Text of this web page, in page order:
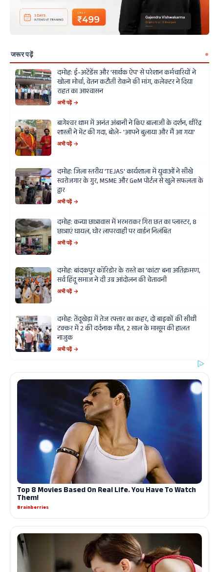
जरूर पढ़ें
दमोह: ई-अटेंडेंस और 'सार्थक ऐप' से परेशान कर्मचारियों ने
खोला मोर्चा, वेतन कटौती रोकने की मांग, कलेक्टर ने दिया
राहत का आश्वासन
अभी पढ़ें →
बागेश्वर धाम में अनंत अंबानी ने किए बालाजी के दर्शन, धीरेंद्र
शास्त्री ने भेंट की गदा, बोले- 'आपने बुलाया और मैं आ गया'
अभी पढ़ें →
दमोह: जिला स्तरीय 'TEJAS' कार्यशाला में युवाओं ने सीखे
स्वरोजगार के गुर, MSME और GeM पोर्टल से खुले सफलता के
द्वार
अभी पढ़ें →
दमोह: कन्या छात्रावास में भरभराकर गिरा छत का प्लास्टर, 8
छात्राएं घायल, घोर लापरवाही पर वार्डन निलंबित
अभी पढ़ें →
दमोह: बांदकपुर कॉरिडोर के रास्ते का 'कांटा' बना अतिक्रमण,
सर्व हिंदू समाज ने दी उग्र आंदोलन की चेतावनी
अभी पढ़ें →
दमोह: तेंदूखेड़ा में तेज रफ्तार का कहर, दो बाइकों की सीधी
टक्कर में 2 की दर्दनाक मौत, 2 साल के मासूम की हालत
नाजुक
अभी पढ़ें →